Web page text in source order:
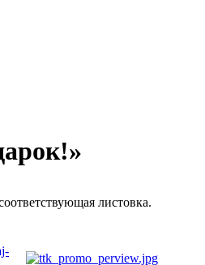
листовка.